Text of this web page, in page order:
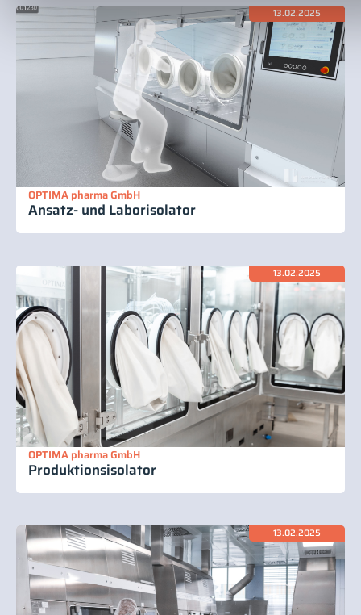
13.02.2025
OPTIMA pharma GmbH
Ansatz- und Laborisolator
13.02.2025
OPTIMA pharma GmbH
Produktionsisolator
13.02.2025